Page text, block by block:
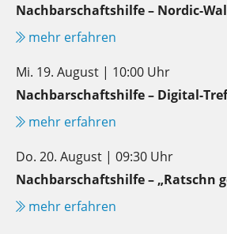
Nachbarschaftshilfe – Nordic-
mehr erfahren
Mi. 19. August | 10:00 Uhr
Nachbarschaftshilfe – Digital-
mehr erfahren
Do. 20. August | 09:30 Uhr
Nachbarschaftshilfe – „Ratschn
mehr erfahren